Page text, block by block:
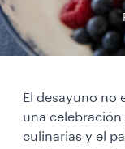
El desayuno no
una
culinarias y el